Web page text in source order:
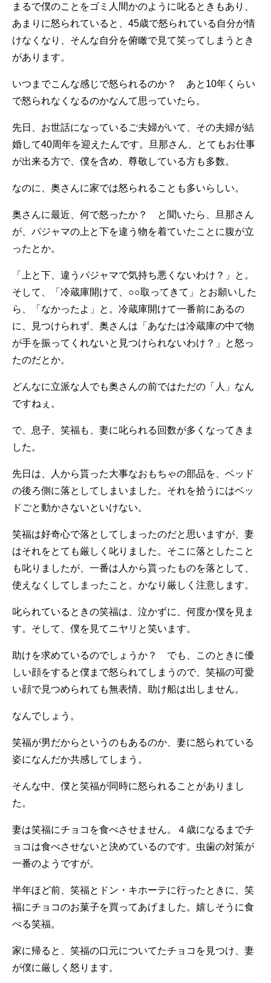
まるで僕のことをゴミ人間かのように叱るときもあり、
あまりに怒られていると、45歳で怒られている自分が情
けなくなり、そんな自分を俯瞰で見て笑ってしまうとき
があります。
いつまでこんな感じで怒られるのか？ あと10年くらい
で怒られなくなるのかなんて思っていたら。
先日、お世話になっているご夫婦がいて、その夫婦が結
婚して40周年を迎えたんです。旦那さん、とてもお仕事
が出来る方で、僕を含め、尊敬している方も多数。
なのに、奥さんに家では怒られることも多いらしい。
奥さんに最近、何で怒ったか？ と聞いたら、旦那さん
が、パジャマの上と下を違う物を着ていたことに腹が立
ったとか。
「上と下、違うパジャマで気持ち悪くないわけ？」と。
そして、「冷蔵庫開けて、○○取ってきて」とお願いした
ら、「なかったよ」と。冷蔵庫開けて一番前にあるの
に、見つけられず、奥さんは「あなたは冷蔵庫の中で物
が手を振ってくれないと見つけられないわけ？」と怒っ
たのだとか。
どんなに立派な人でも奥さんの前ではただの「人」なん
ですねぇ。
で、息子、笑福も、妻に叱られる回数が多くなってきま
した。
先日は、人から貰った大事なおもちゃの部品を、ベッド
の後ろ側に落としてしまいました。それを拾うにはベッ
ドごと動かさないといけない。
笑福は好奇心で落としてしまったのだと思いますが、妻
はそれをとても厳しく叱りました。そこに落としたこと
も叱りましたが、一番は人から貰ったものを落として、
使えなくしてしまったこと。かなり厳しく注意します。
叱られているときの笑福は、泣かずに、何度か僕を見ま
す。そして、僕を見てニヤリと笑います。
助けを求めているのでしょうか？ でも、このときに優
しい顔をすると僕まで怒られてしまうので、笑福の可愛
い顔で見つめられても無表情。助け船は出しません。
なんでしょう。
笑福が男だからというのもあるのか、妻に怒られている
姿になんだか共感してしまう。
そんな中、僕と笑福が同時に怒られることがありまし
た。
妻は笑福にチョコを食べさせません。４歳になるまでチ
ョコは食べさせないと決めているのです。虫歯の対策が
一番のようですが。
半年ほど前、笑福とドン・キホーテに行ったときに、笑
福にチョコのお菓子を買ってあげました。嬉しそうに食
べる笑福。
家に帰ると、笑福の口元についてたチョコを見つけ、妻
が僕に厳しく怒ります。